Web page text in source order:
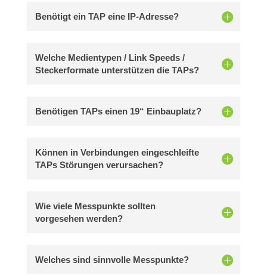
Benötigt ein TAP eine IP-Adresse?
Welche Medientypen / Link Speeds /
Steckerformate unterstützen die TAPs?
Benötigen TAPs einen 19“ Einbauplatz?
Können in Verbindungen eingeschleifte
TAPs Störungen verursachen?
Wie viele Messpunkte sollten
vorgesehen werden?
Welches sind sinnvolle Messpunkte?